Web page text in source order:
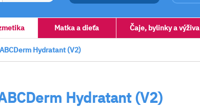
Matka a dieťa Čaje, bylinky a výživa
Hydratant (V2)
Hydratant (V2)